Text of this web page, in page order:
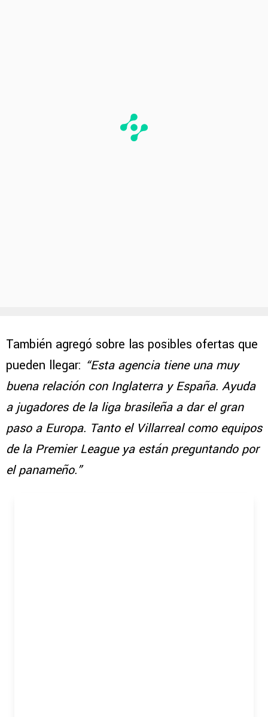
También agregó sobre las posibles ofertas que
pueden llegar: “Esta agencia tiene una muy
buena relación con Inglaterra y España. Ayuda
a jugadores de la liga brasileña a dar el gran
paso a Europa. Tanto el Villarreal como equipos
de la Premier League ya están preguntando por
el panameño.”